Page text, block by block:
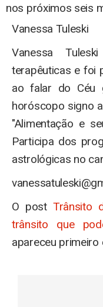
nos próximos seis
Vanessa Tuleski
Vanessa
terapêuticas e foi
ao falar do Céu
horóscopo signo
"Alimentação e
Participa dos
astrológicas no
O post Trânsito
trânsito que
apareceu primeiro